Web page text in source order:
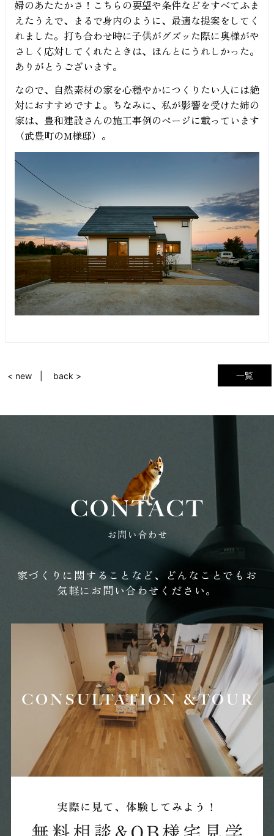
婦のあたたかさ！こちらの要望や条件などをすべてふま
えたうえで、まるで身内のように、最適な提案をしてく
れました。打ち合わせ時に子供がグズッた際に奥様がや
さしく応対してくれたときは、ほんとにうれしかった。
ありがとうございます。
なので、自然素材の家を心穏やかにつくりたい人には絶
対におすすめですよ。ちなみに、私が影響を受けた姉の
家は、豊和建設さんの施工事例のページに載っています
（武豊町のM様邸）。
一覧
< new back >
家づくりに関することなど、どんなことでもお
気軽にお問い合わせください。